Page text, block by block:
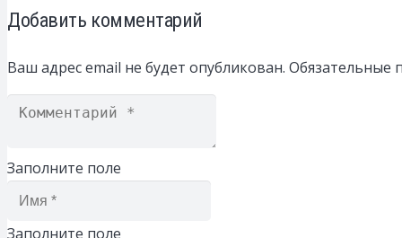
Добавить комментарий
Ваш адрес email не будет опубликован. Обязательные
Заполните поле
Заполните поле